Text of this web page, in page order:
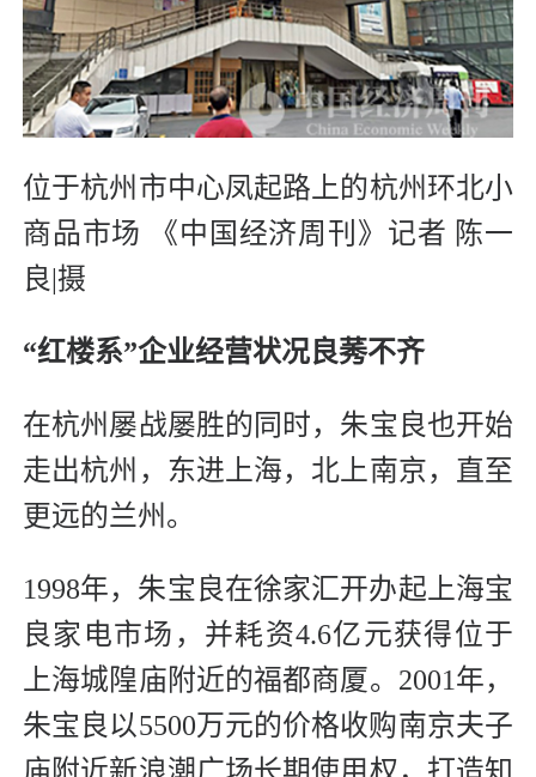
位于杭州市中心凤起路上的杭州环北小
商品市场 《中国经济周刊》记者 陈一
良|摄
“红楼系”企业经营状况良莠不齐
在杭州屡战屡胜的同时，朱宝良也开始
走出杭州，东进上海，北上南京，直至
更远的兰州。
1998年，朱宝良在徐家汇开办起上海宝
良家电市场，并耗资4.6亿元获得位于
上海城隍庙附近的福都商厦。2001年，
朱宝良以5500万元的价格收购南京夫子
庙附近新浪潮广场长期使用权，打造知